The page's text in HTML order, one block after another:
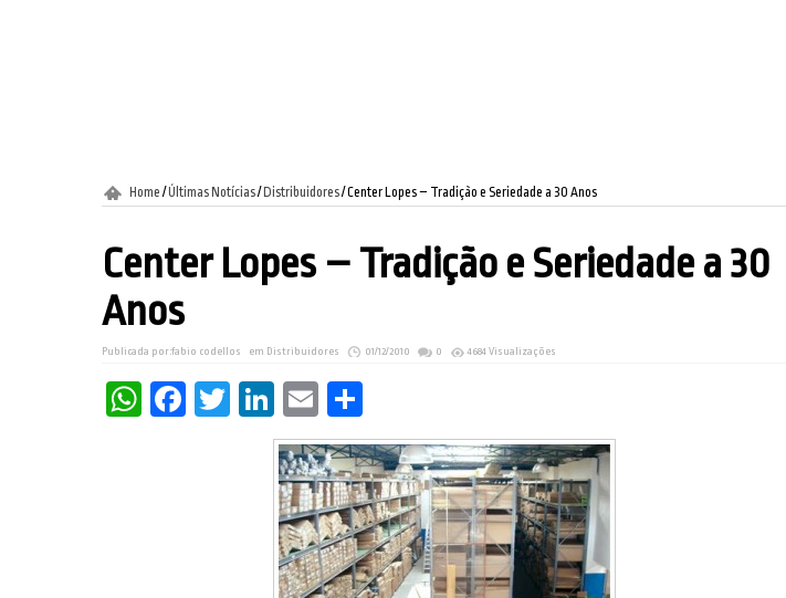
Home /Últimas Notícias/ Distribuidores/Center Lopes – Tradição e Seriedade a 30 Anos
Center Lopes – Tradição e Seriedade a 30
Anos
Publicada por:fabio codellos em Distribuidores 01/12/2010 0 4684 Visualizações
WhatsApp
Facebook
Twitter
LinkedIn
Email